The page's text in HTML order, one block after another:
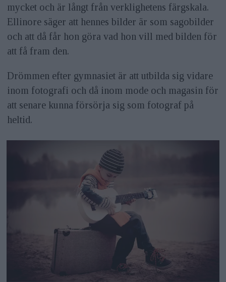
mycket och är långt från verklighetens färgskala.
Ellinore säger att hennes bilder är som sagobilder
och att då får hon göra vad hon vill med bilden för
att få fram den.
Drömmen efter gymnasiet är att utbilda sig vidare
inom fotografi och då inom mode och magasin för
att senare kunna försörja sig som fotograf på
heltid.